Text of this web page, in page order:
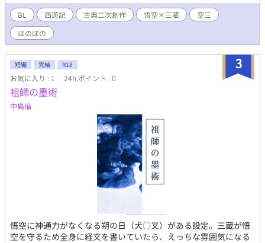
BL 西遊記 古典二次創作 悟空×三蔵
空三
ほのぼの
3
短編 完結 R18
お気に入り : 1 24h.ポイント : 0
祖師の墨術
中島焔
悟空に神通力がなくなる朔の日（犬○叉）がある設定。三蔵が悟
空を守るため全身に経文を書いていたら、えっちな雰囲気になる